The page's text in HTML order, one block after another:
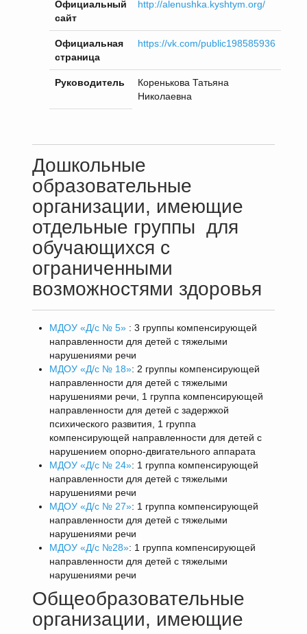
Официальный
сайт
http://alenushka.kyshtym.org/
Официальная
страница
https://vk.com/public198585936
Руководитель
Коренькова Татьяна
Николаевна
Дошкольные
образовательные
организации, имеющие
отдельные группы для
обучающихся с
ограниченными
возможностями здоровья
МДОУ «Д/с № 5»: 3 группы компенсирующей
направленности для детей с тяжелыми
нарушениями речи
МДОУ «Д/с № 18»: 2 группы компенсирующей
направленности для детей с тяжелыми
нарушениями речи, 1 группа компенсирующей
направленности для детей с задержкой
психического развития, 1 группа
компенсирующей направленности для детей с
нарушением опорно-двигательного аппарата
МДОУ «Д/с № 24»: 1 группа компенсирующей
направленности для детей с тяжелыми
нарушениями речи
МДОУ «Д/с № 27»: 1 группа компенсирующей
направленности для детей с тяжелыми
нарушениями речи
МДОУ «Д/с №28»: 1 группа компенсирующей
направленности для детей с тяжелыми
нарушениями речи
Общеобразовательные
организации, имеющие